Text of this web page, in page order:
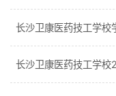
长沙卫康医药技工学校
长沙卫康医药技工学